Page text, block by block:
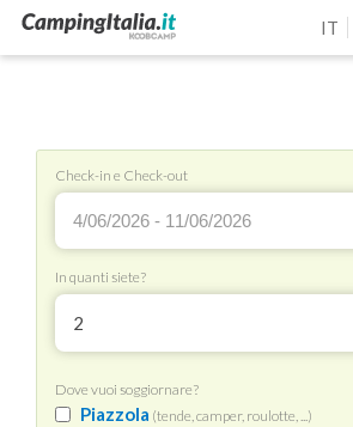
IT
Check-in e Check-out
In quanti siete?
2
Dove vuoi soggiornare?
Piazzola (tende, camper, roulotte, ...)